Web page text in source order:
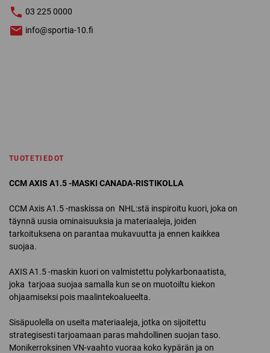
03 225 0000
info@sportia-10.fi
TUOTETIEDOT
CCM AXIS A1.5 -MASKI CANADA-RISTIKOLLA
CCM Axis A1.5 -maskissa on NHL:stä inspiroitu kuori, joka on
täynnä uusia ominaisuuksia ja materiaaleja, joiden
tarkoituksena on parantaa mukavuutta ja ennen kaikkea
suojaa.
AXIS A1.5 -maskin kuori on valmistettu polykarbonaatista,
joka tarjoaa suojaa samalla kun se on muotoiltu kiekon
ohjaamiseksi pois maalintekoalueelta.
Sisäpuolella on useita materiaaleja, jotka on sijoitettu
strategisesti tarjoamaan paras mahdollinen suojan taso.
Monikerroksinen VN-vaahto vuoraa koko kypärän ja on